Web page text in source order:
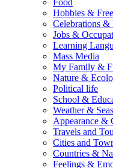
Food
Hobbies &
Celebrations &
Jobs &
Learning
Mass Media
My Family &
Nature &
Political life
School &
Weather &
Appearance &
Travels and
Cities and
Countries &
Feelings &